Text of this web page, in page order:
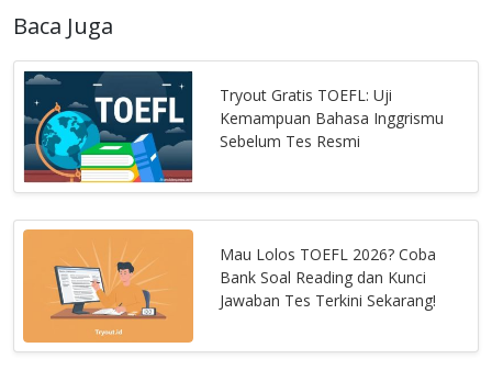
Baca Juga
Tryout Gratis TOEFL: Uji
Kemampuan Bahasa Inggrismu
Sebelum Tes Resmi
Mau Lolos TOEFL 2026? Coba
Bank Soal Reading dan Kunci
Jawaban Tes Terkini Sekarang!